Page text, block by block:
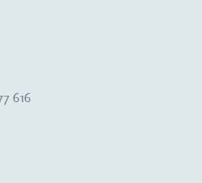
616